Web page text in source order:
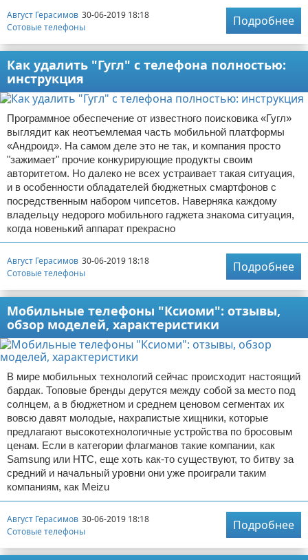
Август Герасимов 30-06-2019 18:18
Сотовые телефоны
Подробнее
Как удалить "Гугл" с телефона полностью:
инструкция
Программное обеспечение от известного поисковика «Гугл»
выглядит как неотъемлемая часть мобильной платформы
«Андроид». На самом деле это не так, и компания просто
"зажимает" прочие конкурирующие продукты своим
авторитетом. Но далеко не всех устраивает такая ситуация,
и в особенности обладателей бюджетных смартфонов с
посредственным набором чипсетов. Наверняка каждому
владельцу недорого мобильного гаджета знакома ситуация,
когда новенький аппарат прекрасно
Август Герасимов 30-06-2019 18:18
Сотовые телефоны
Подробнее
Мобильные телефоны "Ксиоми": отзывы,
обзор моделей, характеристики
В мире мобильных технологий сейчас происходит настоящий
бардак. Топовые бренды дерутся между собой за место под
солнцем, а в бюджетном и среднем ценовом сегментах их
вовсю давят молодые, нахрапистые хищники, которые
предлагают высокотехнологичные устройства по бросовым
ценам. Если в категории флагманов такие компании, как
Samsung или HTC, еще хоть как-то существуют, то битву за
средний и начальный уровни они уже проиграли таким
компаниям, как Meizu
Август Герасимов 30-06-2019 18:18
Сотовые телефоны
Подробнее